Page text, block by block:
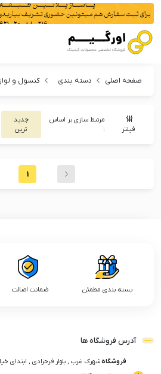
صفحه اصلی دسته بندی کنسول و
فیلتر
مرتبط سازی بر اساس
:
جدید
ترین
1
بسته بندی مطمئن ضمانت اصالت
آدرس فروشگاه ها
فروشگاهشهرک غرب , بلوار فرحزادی , ابتدای